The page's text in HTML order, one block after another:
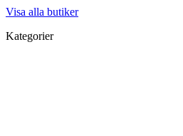
Visa alla butiker
Kategorier